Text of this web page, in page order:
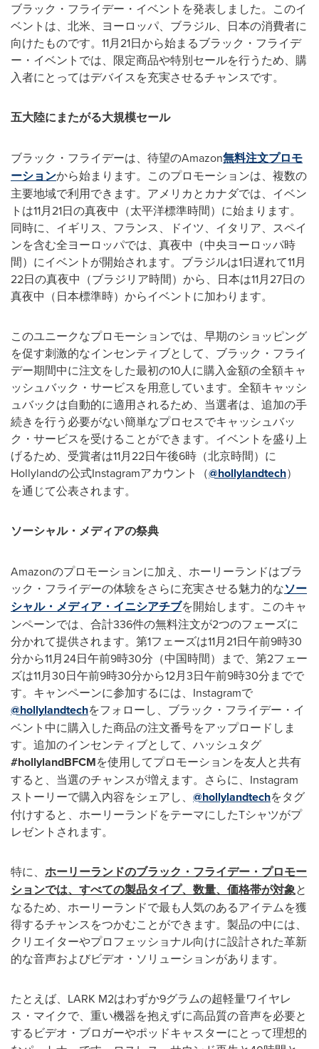
ブラック・フライデー・イベントを発表しました。このイ
ベントは、北米、ヨーロッパ、ブラジル、日本の消費者に
向けたものです。11月21日から始まるブラック・フライデ
ー・イベントでは、限定商品や特別セールを行うため、購
入者にとってはデバイスを充実させるチャンスです。
五大陸にまたがる大規模セール
ブラック・フライデーは、待望のAmazon無料注文プロモ
ーションから始まります。このプロモーションは、複数の
主要地域で利用できます。アメリカとカナダでは、イベン
トは11月21日の真夜中（太平洋標準時間）に始まります。
同時に、イギリス、フランス、ドイツ、イタリア、スペイ
ンを含む全ヨーロッパでは、真夜中（中央ヨーロッパ時
間）にイベントが開始されます。ブラジルは1日遅れて11月
22日の真夜中（ブラジリア時間）から、日本は11月27日の
真夜中（日本標準時）からイベントに加わります。
このユニークなプロモーションでは、早期のショッピング
を促す刺激的なインセンティブとして、ブラック・フライ
デー期間中に注文をした最初の10人に購入金額の全額キャ
ッシュバック・サービスを用意しています。全額キャッシ
ュバックは自動的に適用されるため、当選者は、追加の手
続きを行う必要がない簡単なプロセスでキャッシュバッ
ク・サービスを受けることができます。イベントを盛り上
げるため、受賞者は11月22日午後6時（北京時間）に
Hollylandの公式Instagramアカウント（@hollylandtech）
を通じて公表されます。
ソーシャル・メディアの祭典
Amazonのプロモーションに加え、ホーリーランドはブラ
ック・フライデーの体験をさらに充実させる魅力的なソー
シャル・メディア・イニシアチブを開始します。このキャ
ンペーンでは、合計336件の無料注文が2つのフェーズに
分かれて提供されます。第1フェーズは11月21日午前9時30
分から11月24日午前9時30分（中国時間）まで、第2フェー
ズは11月30日午前9時30分から12月3日午前9時30分までで
す。キャンペーンに参加するには、Instagramで
@hollylandtechをフォローし、ブラック・フライデー・イ
ベント中に購入した商品の注文番号をアップロードしま
す。追加のインセンティブとして、ハッシュタグ
#hollylandBFCMを使用してプロモーションを友人と共有
すると、当選のチャンスが増えます。さらに、Instagram
ストーリーで購入内容をシェアし、 @hollylandtechをタグ
付けすると、ホーリーランドをテーマにしたTシャツがプ
レゼントされます。
特に、 ホーリーランドのブラック・フライデー・プロモー
ションでは、すべての製品タイプ、数量、価格帯が対象と
なるため、ホーリーランドで最も人気のあるアイテムを獲
得するチャンスをつかむことができます。製品の中には、
クリエイターやプロフェッショナル向けに設計された革新
的な音声およびビデオ・ソリューションがあります。
たとえば、LARK M2はわずか9グラムの超軽量ワイヤレ
ス・マイクで、重い機器を抱えずに高品質の音声を必要と
するビデオ・ブロガーやポッドキャスターにとって理想的